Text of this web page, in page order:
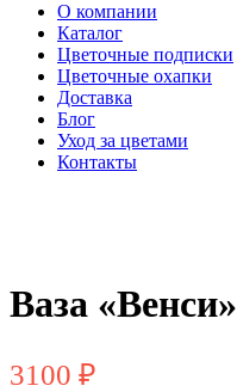
О компании
Каталог
Цветочные подписки
Цветочные охапки
Доставка
Блог
Уход за цветами
Контакты
Ваза «Венси»
3100 ₽